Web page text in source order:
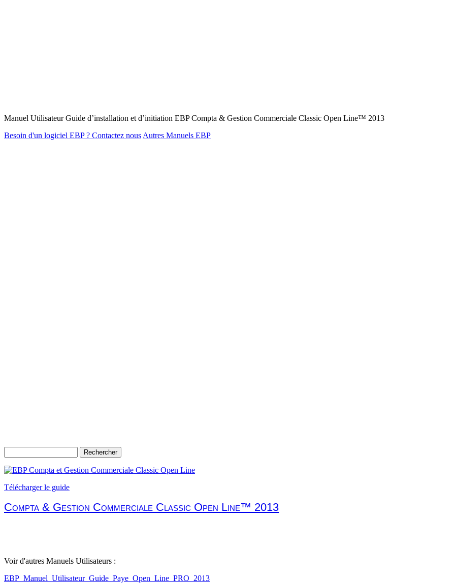
Manuel Utilisateur Guide d’installation et d’initiation EBP Compta & Gestion Commerciale Classic Open Line™ 2013
Besoin d'un logiciel EBP ? Contactez nous Autres Manuels EBP
Télécharger le guide
Compta & Gestion Commerciale Classic Open Line™ 2013
Voir d'autres Manuels Utilisateurs :
EBP_Manuel_Utilisateur_Guide_Paye_Open_Line_PRO_2013